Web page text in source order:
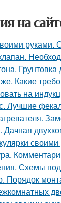
на
Какие
на
Лучшие
Схемы
Порядок